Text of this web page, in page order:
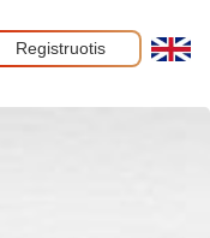
Registruotis